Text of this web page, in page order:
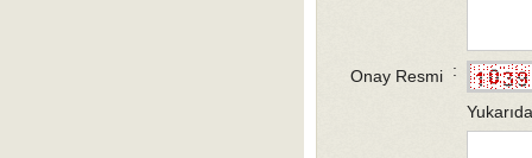
Onay Resmi :